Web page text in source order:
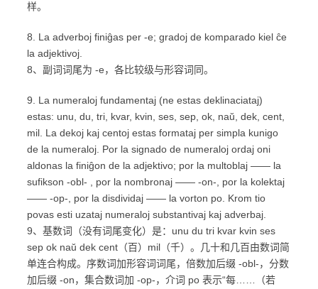
样。
8. La adverboj finiĝas per -e; gradoj de komparado kiel ĉe
la adjektivoj.
8、副词词尾为 -e，各比较级与形容词同。
9. La numeraloj fundamentaj (ne estas deklinaciataj)
estas: unu, du, tri, kvar, kvin, ses, sep, ok, naŭ, dek, cent,
mil. La dekoj kaj centoj estas formataj per simpla kunigo
de la numeraloj. Por la signado de numeraloj ordaj oni
aldonas la finiĝon de la adjektivo; por la multoblaj —— la
sufikson -obl- , por la nombronaj —— -on-, por la kolektaj
—— -op-, por la disdividaj —— la vorton po. Krom tio
povas esti uzataj numeraloj substantivaj kaj adverbaj.
9、基数词（没有词尾变化）是：unu du tri kvar kvin ses
sep ok naŭ dek cent（百）mil（千）。几十和几百由数词简
单连合构成。序数词加形容词词尾，倍数加后缀 -obl-，分数
加后缀 -on，集合数词加 -op-，介词 po 表示“每……（若